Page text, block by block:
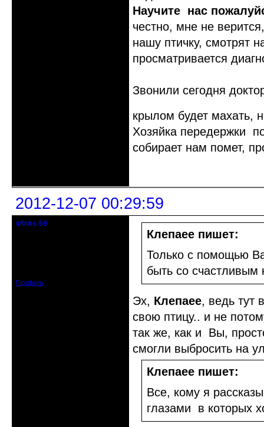
Научите нас
честно, мне не
нашу птичку, смотрят
просматривается
Звонили сегодня
крылом будет махать,
Хозяйка передержки
собирает нам помет,
2012-12-07 00:29:59
sfinks-59
Профиль
Клепаee пишет:
Только с помощью
быть со счастливым
Эх, Клепаee, ведь тут
свою птицу.. и не
так же, как и Вы,
смогли выбросить на
Клепаee пишет:
Все, кому я
глазами в которых